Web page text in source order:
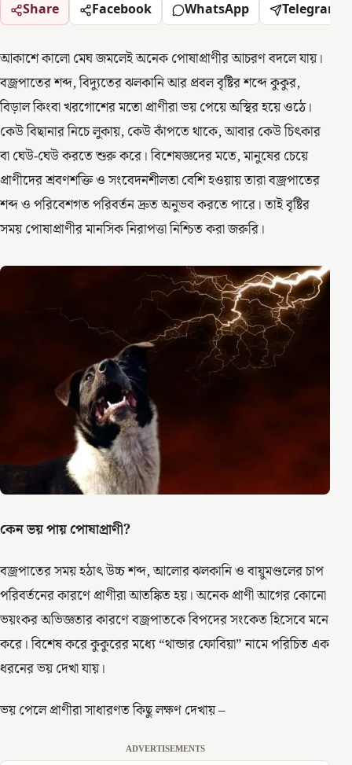
Share Facebook WhatsApp Telegram
আকাশে কালো মেঘ জমলেই অনেক পোষাপ্রাণীর আচরণ বদলে যায়।
বজ্রপাতের শব্দ, বিদ্যুতের ঝলকানি আর প্রবল বৃষ্টির শব্দে কুকুর,
বিড়াল কিংবা খরগোশের মতো প্রাণীরা ভয় পেয়ে অস্থির হয়ে ওঠে।
কেউ বিছানার নিচে লুকায়, কেউ কাঁপতে থাকে, আবার কেউ চিৎকার
বা ঘেউ-ঘেউ করতে শুরু করে। বিশেষজ্ঞদের মতে, মানুষের চেয়ে
প্রাণীদের শ্রবণশক্তি ও সংবেদনশীলতা বেশি হওয়ায় তারা বজ্রপাতের
শব্দ ও পরিবেশগত পরিবর্তন দ্রুত অনুভব করতে পারে। তাই বৃষ্টির
সময় পোষাপ্রাণীর মানসিক নিরাপত্তা নিশ্চিত করা জরুরি।
কেন ভয় পায় পোষাপ্রাণী?
বজ্রপাতের সময় হঠাৎ উচ্চ শব্দ, আলোর ঝলকানি ও বায়ুমণ্ডলের চাপ
পরিবর্তনের কারণে প্রাণীরা আতঙ্কিত হয়। অনেক প্রাণী আগের কোনো
ভয়ংকর অভিজ্ঞতার কারণে বজ্রপাতকে বিপদের সংকেত হিসেবে মনে
করে। বিশেষ করে কুকুরের মধ্যে “থান্ডার ফোবিয়া” নামে পরিচিত এক
ধরনের ভয় দেখা যায়।
ভয় পেলে প্রাণীরা সাধারণত কিছু লক্ষণ দেখায় –
ADVERTISEMENTS